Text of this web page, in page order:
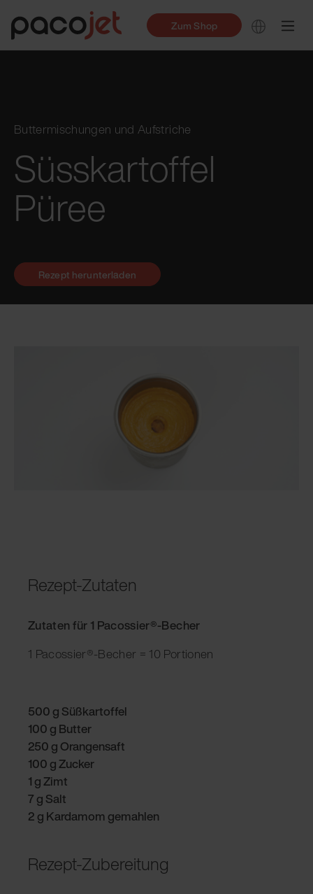
Zum Shop
Buttermischungen und Aufstriche
Süsskartoffel
Püree
Rezept-Zutaten
Zutaten für 1 Pacossier®-Becher
1 Pacossier®-Becher = 10 Portionen
500 g Süßkartoffel
100 g Butter
250 g Orangensaft
100 g Zucker
1 g Zimt
7 g Salt
2 g Kardamom gemahlen
Rezept-Zubereitung
Rezept herunterladen